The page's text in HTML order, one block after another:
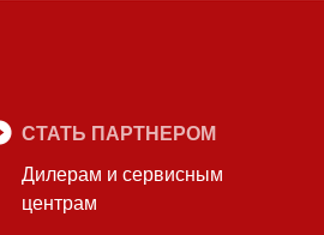
СТАТЬ ПАРТНЕРОМ
Дилерам и сервисным
центрам